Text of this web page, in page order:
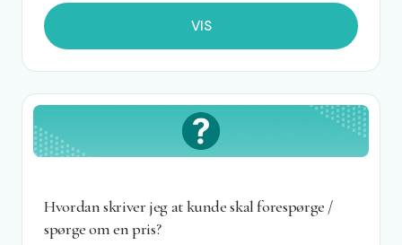
VIS
Hvordan skriver jeg at kunde skal forespørge /
spørge om en pris?